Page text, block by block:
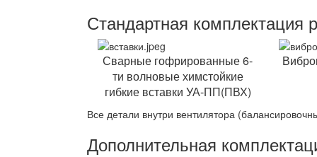
Стандартная комплектация
Сварные гофрированные 6-
ти волновые химстойкие
гибкие вставки УА-ПП(ПВХ)
Все детали внутри вентилятора
Дополнительная